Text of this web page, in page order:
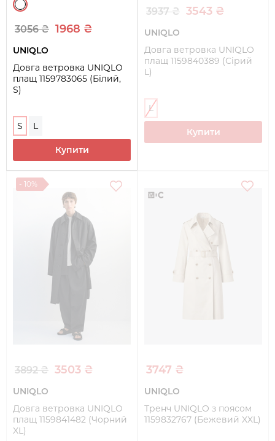
3056 ₴ 1968 ₴
UNIQLO
Довга ветровка UNIQLO
плащ 1159783065 (Білий,
S)
S L
Купити
3937 ₴ 3543 ₴
UNIQLO
Довга ветровка UNIQLO
плащ 1159840389 (Сірий
L)
L
Купити
- 10%
3892 ₴ 3503 ₴
UNIQLO
Довга ветровка UNIQLO
плащ 1159841482 (Чорний
XL)
3747 ₴
UNIQLO
Тренч UNIQLO з поясом
1159832767 (Бежевий XXL)